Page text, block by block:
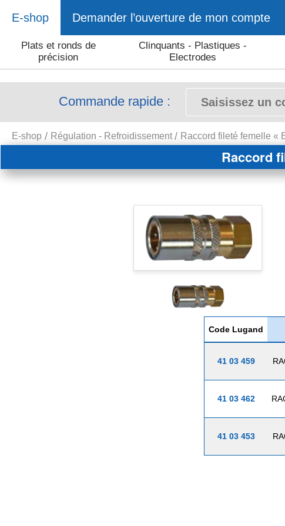
E-shop Demander l’ouverture de mon compte
Plats et ronds de
précision
Clinquants - Plastiques -
Electrodes
Commande rapide :
E-shop Régulation - Refroidissement Raccord fileté femelle «
Raccord
Code Lugand
41 03 459
41 03 462
41 03 453